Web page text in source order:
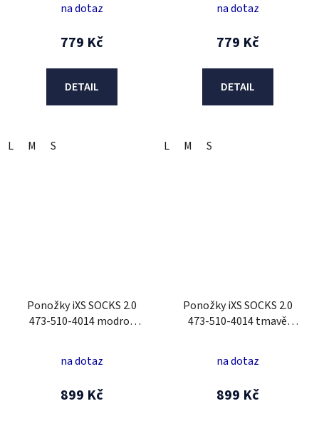
na dotaz
779 Kč
DETAIL
L M S
na dotaz
779 Kč
DETAIL
L M S
Ponožky iXS SOCKS 2.0
473-510-4014 modro-
na dotaz
899 Kč
Ponožky iXS SOCKS 2.0
473-510-4014 tmavě
na dotaz
899 Kč